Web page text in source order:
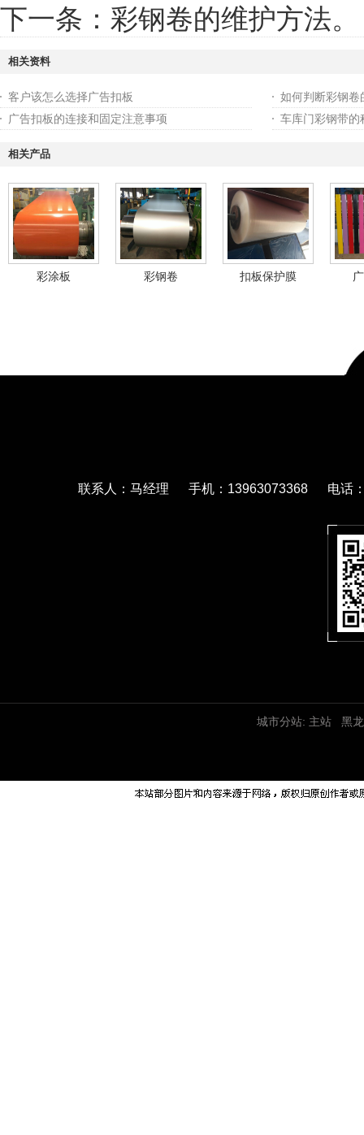
下一条： 彩钢卷的维护方法。
相关资料
客户该怎么选择广告扣板
如何判断彩钢卷
广告扣板的连接和固定注意事项
车库门彩钢带的
相关产品
彩涂板 彩钢卷 扣板保护膜
联系人：马经理 手机：13963073368 电话
城市分站: 主站 黑